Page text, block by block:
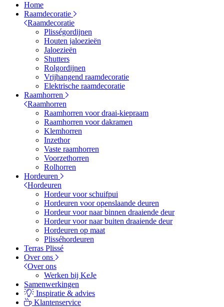
Home
Raamdecoratie
Raamdecoratie
Plisségordijnen
Houten jaloezieën
Jaloezieën
Shutters
Rolgordijnen
Vrijhangend raamdecoratie
Elektrische raamdecoratie
Raamhorren
Raamhorren
Raamhorren voor draai-kiepraam
Raamhorren voor dakramen
Klemhorren
Inzethor
Vaste raamhorren
Voorzethorren
Rolhorren
Hordeuren
Hordeuren
Hordeur voor schuifpui
Hordeuren voor openslaande deuren
Hordeur voor naar binnen draaiende deur
Hordeur voor naar buiten draaiende deur
Hordeuren op maat
Plisséhordeuren
Terras Plissé
Over ons
Over ons
Werken bij KeJe
Samenwerkingen
Inspiratie & advies
Klantenservice